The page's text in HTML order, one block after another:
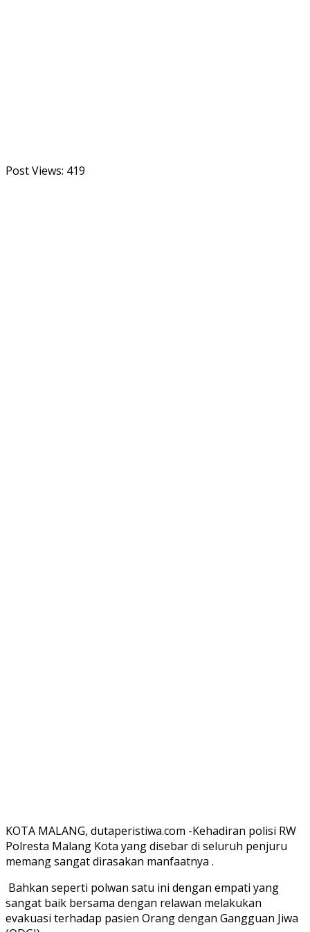
Post Views: 419
KOTA MALANG, dutaperistiwa.com -Kehadiran polisi RW
Polresta Malang Kota yang disebar di seluruh penjuru
memang sangat dirasakan manfaatnya .
Bahkan seperti polwan satu ini dengan empati yang
sangat baik bersama dengan relawan melakukan
evakuasi terhadap pasien Orang dengan Gangguan Jiwa